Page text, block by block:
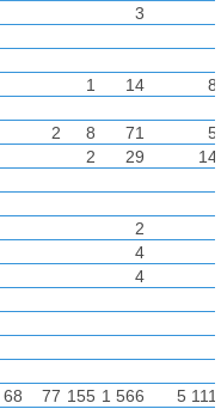
3
1 14
8
2 8 71
5
2 29
14
2
4
4
68 77 155 1 566
5 111